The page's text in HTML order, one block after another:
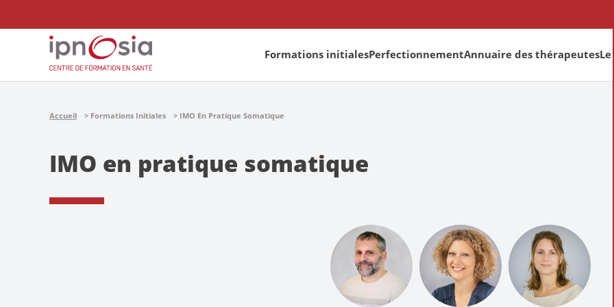
Formations initialesPerfectionnementAnnuaire des thérapeutesLe
Accueil Formations Initiales IMO En Pratique Somatique
IMO en pratique somatique